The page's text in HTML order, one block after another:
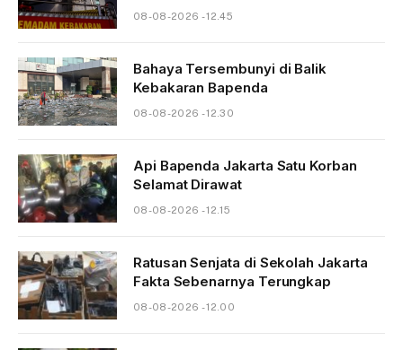
08-08-2026 - 12.45
Bahaya Tersembunyi di Balik
Kebakaran Bapenda
08-08-2026 - 12.30
Api Bapenda Jakarta Satu Korban
Selamat Dirawat
08-08-2026 - 12.15
Ratusan Senjata di Sekolah Jakarta
Fakta Sebenarnya Terungkap
08-08-2026 - 12.00